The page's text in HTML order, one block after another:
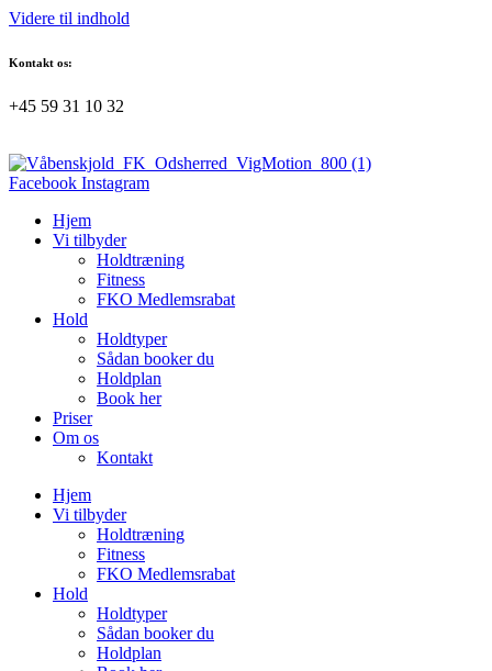
Videre til indhold
Kontakt os:
+45 59 31 10 32
Facebook Instagram
Hjem
Vi tilbyder
Holdtræning
Fitness
FKO Medlemsrabat
Hold
Holdtyper
Sådan booker du
Holdplan
Book her
Priser
Om os
Kontakt
Hjem
Vi tilbyder
Holdtræning
Fitness
FKO Medlemsrabat
Hold
Holdtyper
Sådan booker du
Holdplan